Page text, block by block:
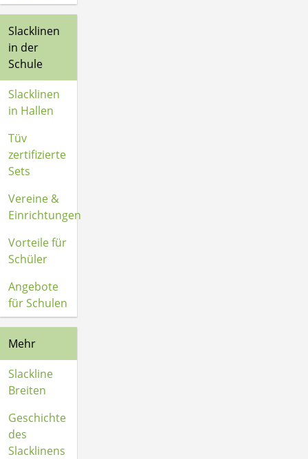
Slacklinen
in der
Schule
Slacklinen
in Hallen
Tüv
zertifizierte
Sets
Vereine &
Einrichtungen
Vorteile für
Schüler
Angebote
für Schulen
Mehr
Slackline
Breiten
Geschichte
des
Slacklinens